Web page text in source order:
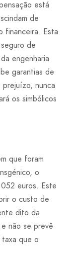
está
de
financeira. Esta
de
engenharia
garantias de
nunca
os simbólicos
que foram
o
euros. Este
o custo de
dito da
não se prevê
taxa que o